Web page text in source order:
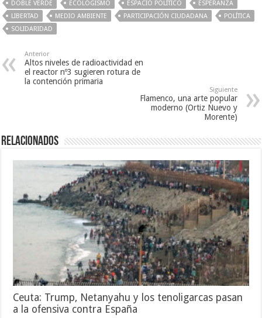
DOBLE VERDE ECOLOGISMO ESPACIO POLÍTICO
ESPERANZA
LIBERTAD
MEDIO AMBIENTE PARTICIPACIÓN CIUDADANA
POLÍTICA
SOLIDARIDAD
Anterior
Altos niveles de radioactividad en
el reactor nº3 sugieren rotura de
la contención primaria
Siguiente
Flamenco, una arte popular
moderno (Ortiz Nuevo y
Morente)
Relacionados
Ceuta: Trump, Netanyahu y los tenoligarcas pasan
a la ofensiva contra España